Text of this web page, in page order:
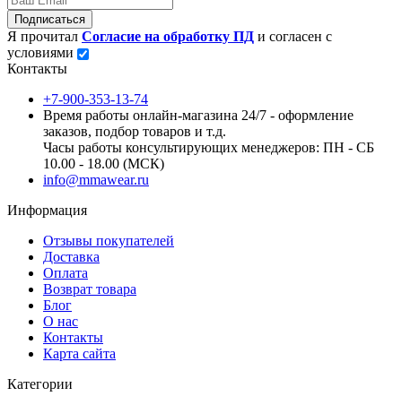
Подписаться
Я прочитал Согласие на обработку ПД и согласен с
условиями
Контакты
+7-900-353-13-74
Время работы онлайн-магазина 24/7 - оформление
заказов, подбор товаров и т.д.
Часы работы консультирующих менеджеров: ПН - СБ
10.00 - 18.00 (МСК)
info@mmawear.ru
Информация
Отзывы покупателей
Доставка
Оплата
Возврат товара
Блог
О нас
Контакты
Карта сайта
Категории